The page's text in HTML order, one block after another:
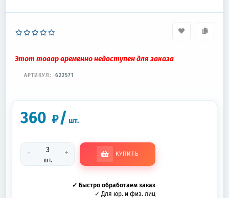
Этот товар временно недоступен для заказа
АРТИКУЛ: 622571
360 ₽/ шт.
-
шт.
+ КУПИТЬ
✓ Быстро обработаем заказ
✓ Для юр. и физ. лиц